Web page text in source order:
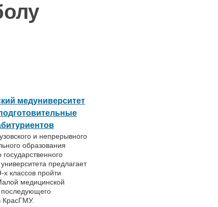
медуниверситет
и непрерывного
образования
государственного
предлагает
х классов пройти
медицинской
КрасГМУ.